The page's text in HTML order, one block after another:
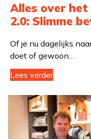
Alles over het
2.0: Slimme
Of je nu dagelijks
doet of gewoon…
Lees verder